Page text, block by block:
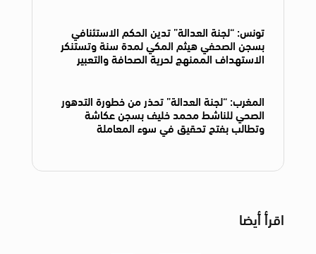
تونس: “لجنة العدالة” تدين الحكم الاستئنافي
بسجن الصحفي هيثم المكي لمدة سنة وتستنكر
الاستهداف الممنهج لحرية الصحافة والتعبير
المغرب: “لجنة العدالة” تحذر من خطورة التدهور
الصحي للناشط محمد خليف بسجن عكاشة
وتطالب بفتح تحقيق في سوء المعاملة
اقرأ أيضا